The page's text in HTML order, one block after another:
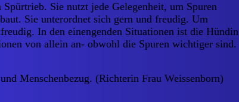
Sie nutzt jede Gelegenheit, um Spuren
Sie unterordnet sich gern und freudig. Um
In den einengenden Situationen ist die Hündin
von allein an- obwohl die Spuren wichtiger sind.
Menschenbezug. (Richterin Frau Weissenborn)